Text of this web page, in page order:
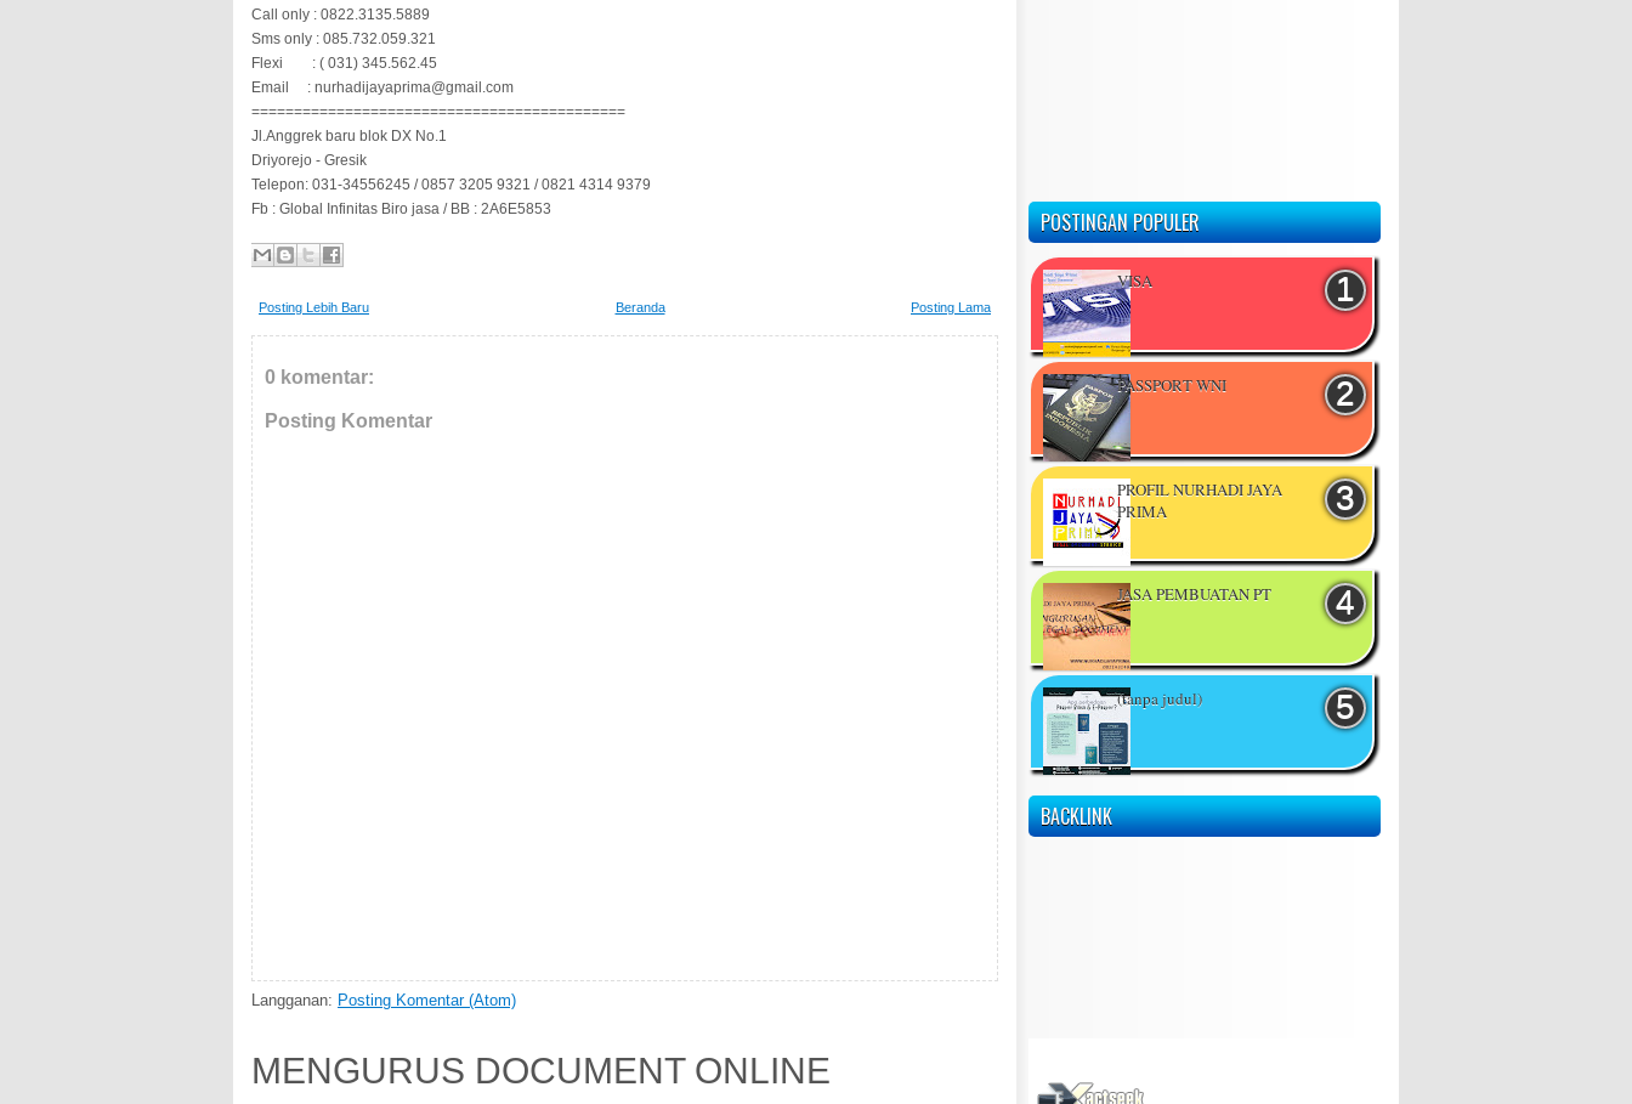
Call only : 0822.3135.5889
Sms only : 085.732.059.321
Flexi
: ( 031) 345.562.45
Email
: nurhadijayaprima@gmail.com
============================================
Jl.Anggrek baru blok DX No.1
Driyorejo - Gresik
Telepon: 031-34556245 / 0857 3205 9321 / 0821 4314 9379
Fb : Global Infinitas Biro jasa / BB : 2A6E5853
Posting Lebih Baru Posting Lama
Beranda
0 komentar:
Posting Komentar
Langganan: Posting Komentar (Atom)
MENGURUS DOCUMENT ONLINE
POSTINGAN POPULER
VISA
PASSPORT WNI
PROFIL NURHADI JAYA
PRIMA
JASA PEMBUATAN PT
(tanpa judul)
BACKLINK